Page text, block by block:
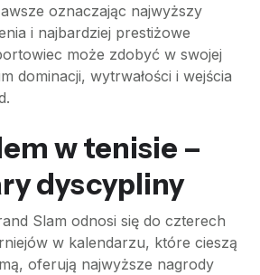
oznaczając najwyższy
i najbardziej prestiżowe
może zdobyć w swojej
dominacji, wytrwałości i wejścia
w tenisie –
dyscypliny
Slam odnosi się do czterech
w kalendarzu, które cieszą
oferują najwyższe nagrody